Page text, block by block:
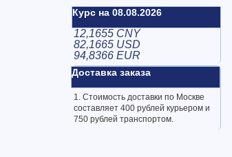
Курс на 08.08.2026
12,1655 CNY
82,1665 USD
94,8366 EUR
Доставка заказа
1. Стоимость доставки по Москве
составляет 400 рублей курьером и
750 рублей транспортом.